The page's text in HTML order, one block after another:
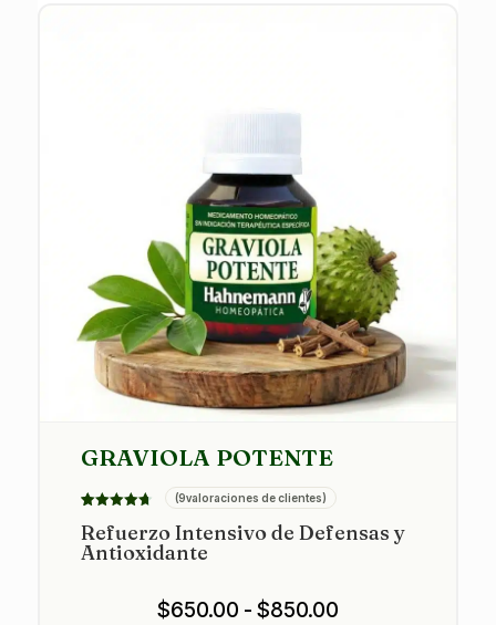
GRAVIOLA POTENTE
con
4.67
de 5 en
(9valoraciones de clientes)
Refuerzo Intensivo de Defensas y
Antioxidante
$650.00 - $850.00Rango